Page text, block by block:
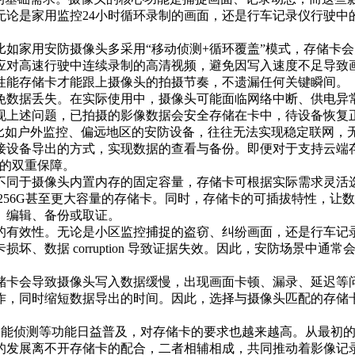
是家用监控24小时循环录制的画面，还是行车记录仪行驶
家用安防摄像头多采用“移动侦测+循环覆盖”模式，存储卡
高速行驶中连续录制的高清视频，避免因写入速度不足导
存储卡才能跟上摄像头的拍摄节奏，不遗漏任何关键瞬间。
数据丢失。在实际使用中，摄像头可能面临网络中断、供电
述问题，已拍摄的影像数据会安全存储在卡中，待设备恢
户外监控、偏远地区的安防设备，往往无法实现稳定联网
备导出的方式，实现数据的查看与备份。即便对于支持云
双重保障。
同于摄像头内置内存的固定容量，存储卡可根据实际需求灵
甚至更大容量的存储卡。同时，存储卡的可插拔特性，让
辑、备份或取证。
效性。无论是小区监控捕捉的盗窃、纠纷画面，还是行车
坏、数据 corruption 导致证据失效。因此，安防场景中通
会导致摄像头写入数据缓慢，出现画面卡顿、漏录、延迟
同时缩短数据导出的时间。因此，选择与摄像头匹配的存
侦测等功能日益普及，对存储卡的要求也越来越高。从最初
展离不开存储卡的配合，二者相辅相成，共同推动着影像记